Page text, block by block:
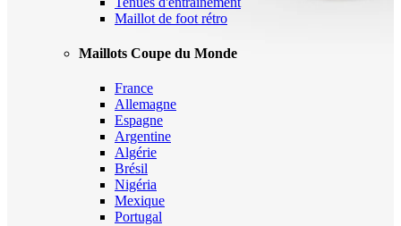
Maillot de foot rétro
Maillots Coupe du Monde
France
Allemagne
Espagne
Argentine
Algérie
Brésil
Nigéria
Mexique
Portugal